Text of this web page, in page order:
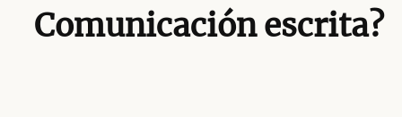
Comunicación escrita?